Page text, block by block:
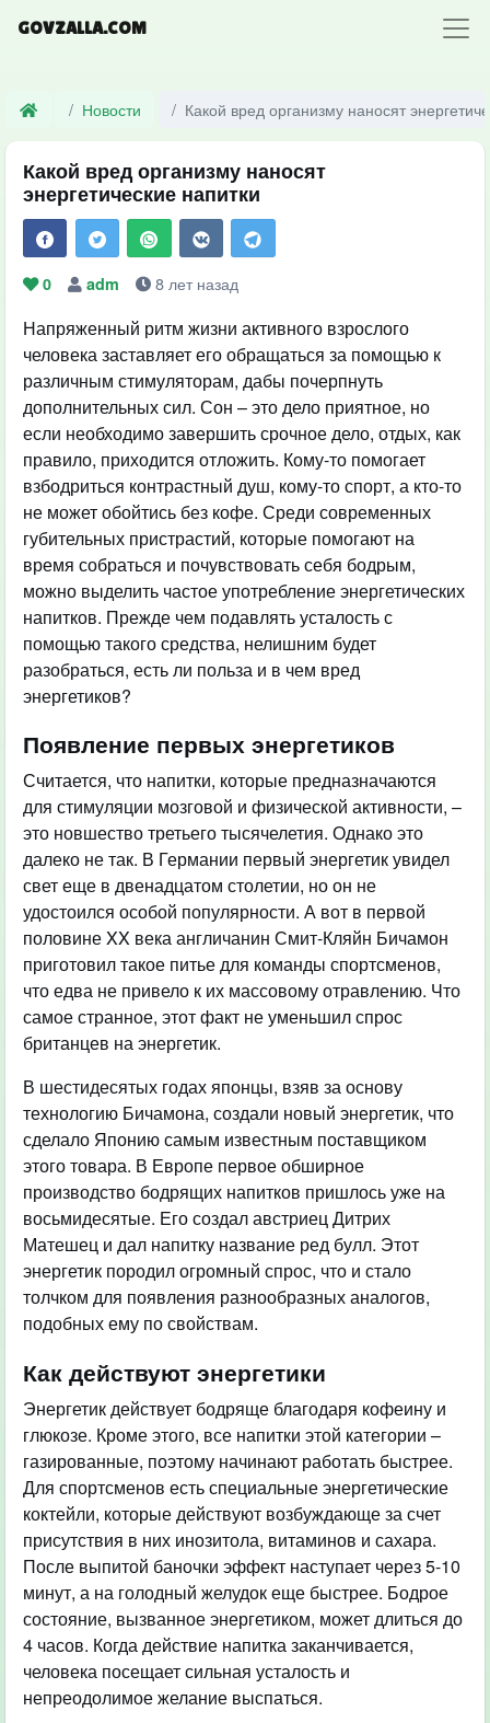
GOVZALLA.COM
Новости Какой вред организму наносят
Какой вред организму наносят
энергетические напитки
0 adm 8 лет назад
Напряженный ритм жизни активного взрослого
человека заставляет его обращаться за помощью к
различным стимуляторам, дабы почерпнуть
дополнительных сил. Сон – это дело приятное, но
если необходимо завершить срочное дело, отдых, как
правило, приходится отложить. Кому-то помогает
взбодриться контрастный душ, кому-то спорт, а кто-то
не может обойтись без кофе. Среди современных
губительных пристрастий, которые помогают на
время собраться и почувствовать себя бодрым,
можно выделить частое употребление энергетических
напитков. Прежде чем подавлять усталость с
помощью такого средства, нелишним будет
разобраться, есть ли польза и в чем вред
энергетиков?
Появление первых энергетиков
Считается, что напитки, которые предназначаются
для стимуляции мозговой и физической активности, –
это новшество третьего тысячелетия. Однако это
далеко не так. В Германии первый энергетик увидел
свет еще в двенадцатом столетии, но он не
удостоился особой популярности. А вот в первой
половине XX века англичанин Смит-Кляйн Бичамон
приготовил такое питье для команды спортсменов,
что едва не привело к их массовому отравлению. Что
самое странное, этот факт не уменьшил спрос
британцев на энергетик.
В шестидесятых годах японцы, взяв за основу
технологию Бичамона, создали новый энергетик, что
сделало Японию самым известным поставщиком
этого товара. В Европе первое обширное
производство бодрящих напитков пришлось уже на
восьмидесятые. Его создал австриец Дитрих
Матешец и дал напитку название ред булл. Этот
энергетик породил огромный спрос, что и стало
толчком для появления разнообразных аналогов,
подобных ему по свойствам.
Как действуют энергетики
Энергетик действует бодряще благодаря кофеину и
глюкозе. Кроме этого, все напитки этой категории –
газированные, поэтому начинают работать быстрее.
Для спортсменов есть специальные энергетические
коктейли, которые действуют возбуждающе за счет
присутствия в них инозитола, витаминов и сахара.
После выпитой баночки эффект наступает через 5-10
минут, а на голодный желудок еще быстрее. Бодрое
состояние, вызванное энергетиком, может длиться до
4 часов. Когда действие напитка заканчивается,
человека посещает сильная усталость и
непреодолимое желание выспаться.